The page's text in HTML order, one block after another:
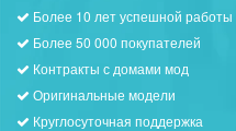
Более 10 лет успешной работы
Более 50 000 покупателей
Контракты с домами мод
Оригинальные модели
Круглосуточная поддержка